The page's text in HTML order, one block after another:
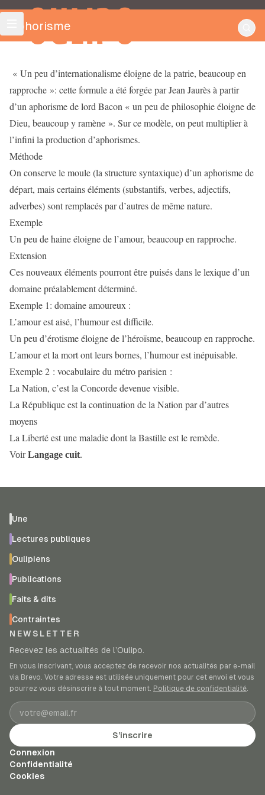
OULIPO
Aphorisme
« Un peu d’internationalisme éloigne de la patrie, beaucoup en
rapproche »: cette formule a été forgée par Jean Jaurès à partir
d’un aphorisme de lord Bacon « un peu de philosophie éloigne de
Dieu, beaucoup y ramène ». Sur ce modèle, on peut multiplier à
l’infini la production d’aphorismes.
Méthode
On conserve le moule (la structure syntaxique) d’un aphorisme de
départ, mais certains éléments (substantifs, verbes, adjectifs,
adverbes) sont remplacés par d’autres de même nature.
Exemple
Un peu de haine éloigne de l’amour, beaucoup en rapproche.
Extension
Ces nouveaux éléments pourront être puisés dans le lexique d’un
domaine préalablement déterminé.
Exemple 1: domaine amoureux :
L’amour est aisé, l’humour est difficile.
Un peu d’érotisme éloigne de l’héroïsme, beaucoup en rapproche.
L’amour et la mort ont leurs bornes, l’humour est inépuisable.
Exemple 2 : vocabulaire du métro parisien :
La Nation, c’est la Concorde devenue visible.
La République est la continuation de la Nation par d’autres
moyens
La Liberté est une maladie dont la Bastille est le remède.
VoirLangage cuit.
Une
Lectures publiques
Oulipiens
Publications
Faits & dits
Contraintes
NEWSLETTER
Recevez les actualités de l’Oulipo.
En vous inscrivant, vous acceptez de recevoir nos actualités par e-mail
via Brevo. Votre adresse est utilisée uniquement pour cet envoi et vous
pourrez vous désinscrire à tout moment. Politique de confidentialité.
Adresse e-mail
S’inscrire
Connexion
Confidentialité
Cookies